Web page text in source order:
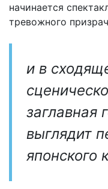
начинается
тревожного
и в
заглавная
выглядит
японского